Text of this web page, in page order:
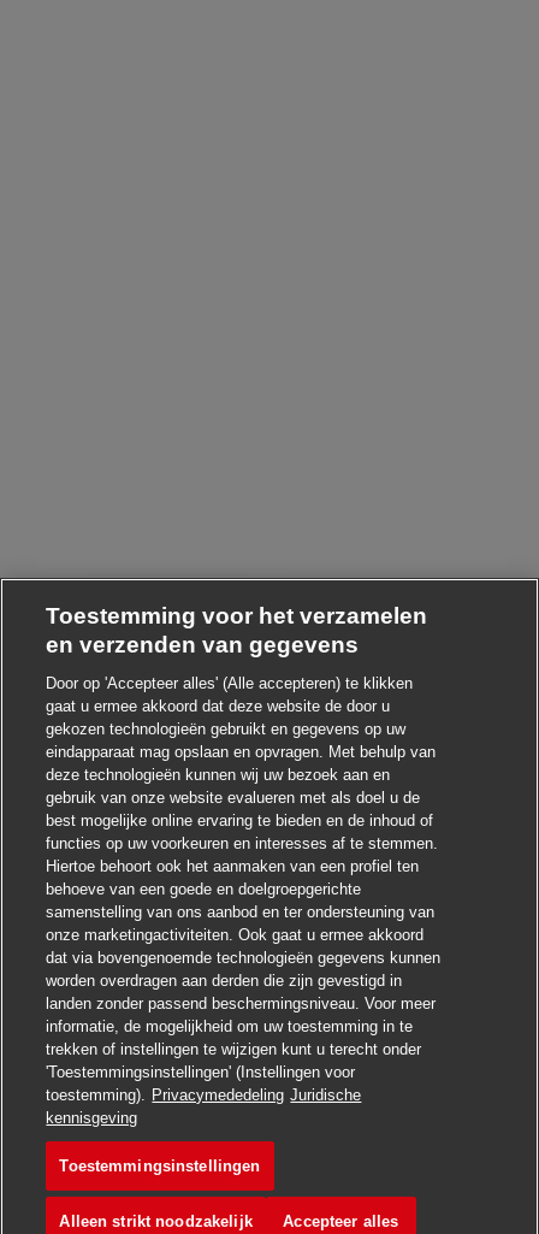
Solliciteren
Vacature opslaan
Toestemming voor het verzamelen
en verzenden van gegevens
Door op 'Accepteer alles' (Alle accepteren) te klikken
gaat u ermee akkoord dat deze website de door u
gekozen technologieën gebruikt en gegevens op uw
eindapparaat mag opslaan en opvragen. Met behulp van
deze technologieën kunnen wij uw bezoek aan en
gebruik van onze website evalueren met als doel u de
best mogelijke online ervaring te bieden en de inhoud of
functies op uw voorkeuren en interesses af te stemmen.
Hiertoe behoort ook het aanmaken van een profiel ten
behoeve van een goede en doelgroepgerichte
samenstelling van ons aanbod en ter ondersteuning van
onze marketingactiviteiten. Ook gaat u ermee akkoord
dat via bovengenoemde technologieën gegevens kunnen
worden overdragen aan derden die zijn gevestigd in
landen zonder passend beschermingsniveau. Voor meer
informatie, de mogelijkheid om uw toestemming in te
trekken of instellingen te wijzigen kunt u terecht onder
'Toestemmingsinstellingen' (Instellingen voor
toestemming). Privacymededeling Juridische
kennisgeving
Toestemmingsinstellingen
Alleen strikt noodzakelijk Accepteer alles
! Heb je interesse in deze baan? Chatbot-melding
Ik ben geïnteresseerd
Soortgelijke banen zoeken